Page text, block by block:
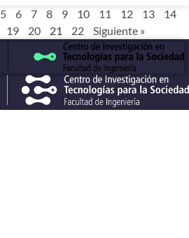
5 6 7 8 9 10 11 12 13
14
19 20 21 22 Siguiente »